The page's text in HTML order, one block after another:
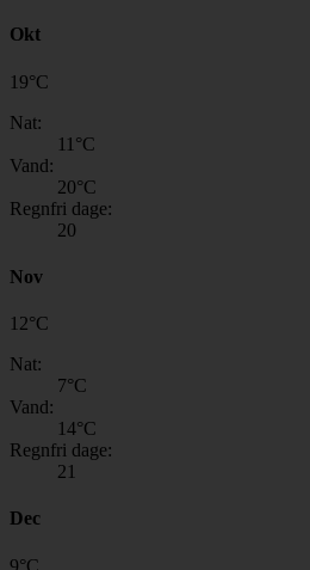
Okt
19°C
Nat:
11 °C
Vand:
20°C
Regnfri dage:
20
Nov
12°C
Nat:
7°C
Vand:
14°C
Regnfri dage:
21
Dec
9°C